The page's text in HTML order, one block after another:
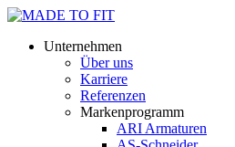
Unternehmen
Über uns
Karriere
Referenzen
Markenprogramm
ARI Armaturen